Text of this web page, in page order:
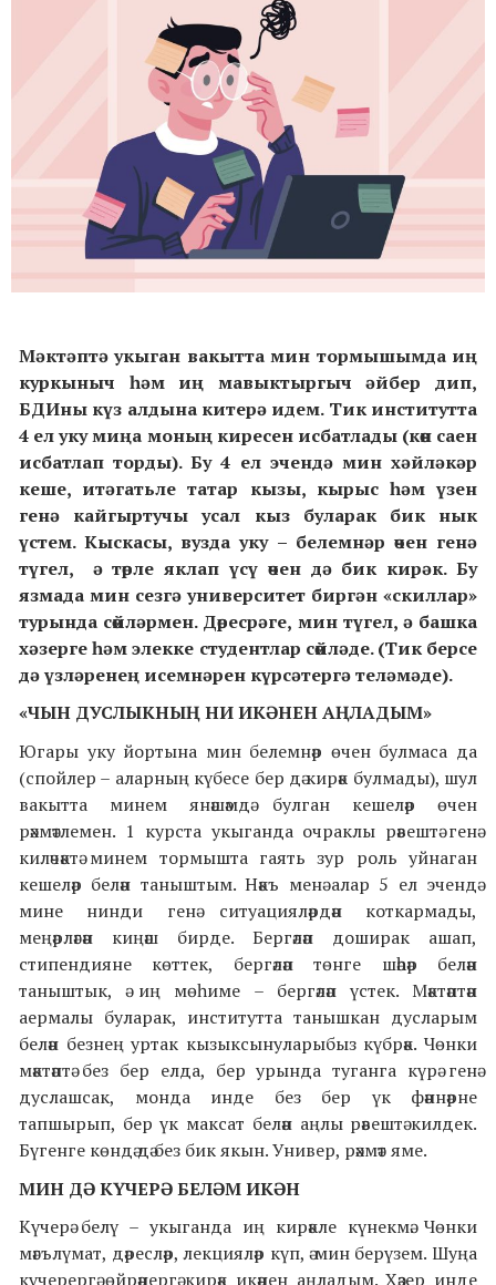
Мәктәптә укыган вакытта мин тормышымда иң
куркыныч һәм иң мавыктыргыч әйбер дип,
БДИны күз алдына китерә идем. Тик институтта
4 ел уку миңа моның киресен исбатлады (көн саен
исбатлап торды). Бу 4 ел эчендә мин хәйләкәр
кеше, итәгатьле татар кызы, кырыс һәм үзен
генә кайгыртучы усал кыз буларак бик нык
үстем. Кыскасы, вузда уку – белемнәр өчен генә
түгел, ә төрле яклап үсү өчен дә бик кирәк. Бу
язмада мин сезгә университет биргән «скиллар»
турында сөйләрмен. Дөресрәге, мин түгел,ә башка
хәзерге һәм элекке студентлар сөйләде. (Тик берсе
дә үзләренең исемнәрен күрсәтергә теләмәде).
«ЧЫН ДУСЛЫКНЫҢ НИ ИКӘНЕН АҢЛАДЫМ»
Югары уку йортына мин белемнәр өчен булмаса да
(спойлер – аларның күбесе бер дә кирәк булмады), шул
вакытта минем янәшәмдә булган кешеләр өчен
рәхмәтлемен. 1 курста укыганда очраклы рәвештә генә
киләчәктә минем тормышта гаять зур роль уйнаган
кешеләр белән таныштым. Нәкъ менә алар 5 ел эчендә
мине нинди генә ситуацияләрдән коткармады,
меңәрләгән киңәш бирде. Бергәләп доширак ашап,
стипендияне көттек, бергәләп төнге шәһәр белән
таныштык, ә иң мөһиме – бергәләп үстек. Мәктәптән
аермалы буларак, институтта танышкан дусларым
белән безнең уртак кызыксынуларыбыз күбрәк. Чөнки
мәктәптә без бер елда, бер урында туганга күрә генә
дуслашсак, монда инде без бер үк фәннәрне
тапшырып, бер үк максат белән аңлы рәвештә килдек.
Бүгенге көндә дә без бик якын. Универ, рәхмәт яме.
МИН ДӘ КҮЧЕРӘ БЕЛӘМ ИКӘН
Күчерә белү – укыганда иң кирәкле күнекмә. Чөнки
мәгълүмат, дәресләр, лекцияләр күп, ә мин берүзем. Шуңа
күчерергә өйрәнергә кирәк икәнен аңладым. Хәзер инде